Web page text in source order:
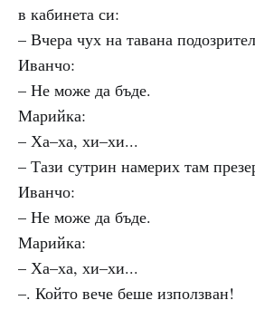
в кабинета си:
– Вчера чух на тавана
Иванчо:
– Не може да бъде.
Марийка:
– Ха–ха, хи–хи...
– Тази сутрин намерих там
Иванчо:
– Не може да бъде.
Марийка:
– Ха–ха, хи–хи...
–. Който вече беше използван!